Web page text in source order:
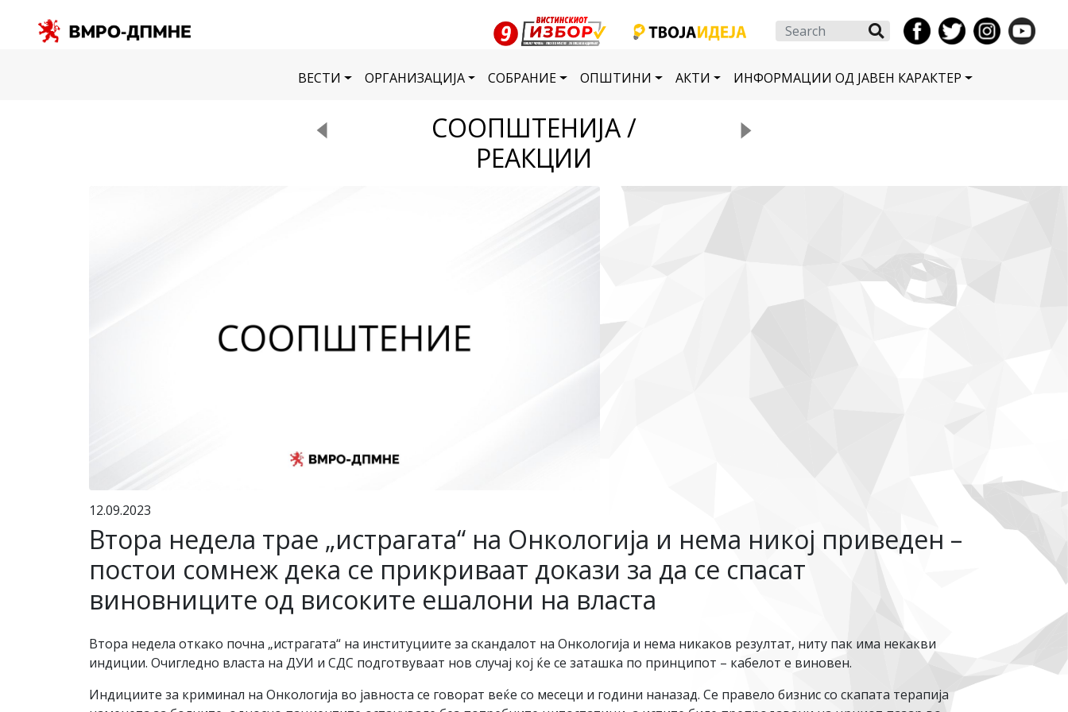
Search
ВЕСТИ ОРГАНИЗАЦИЈА СОБРАНИЕ ОПШТИНИ АКТИ ИНФОРМАЦИИ ОД ЈАВЕН КАРАКТЕР
СООПШТЕНИЈА /
РЕАКЦИИ
12.09.2023
Втора недела трае „истрагата“ на Онкологија и нема никој приведен –
постои сомнеж дека се прикриваат докази за да се спасат
виновниците од високите ешалони на власта
Втора недела откако почна „истрагата“ на институциите за скандалот на Онкологија и нема никаков резултат, ниту пак има некакви
индиции. Очигледно власта на ДУИ и СДС подготвуваат нов случај кој ќе се заташка по принципот – кабелот е виновен.
Индициите за криминал на Онкологија во јавноста се говорат веќе со месеци и години наназад. Се правело бизнис со скапата терапија